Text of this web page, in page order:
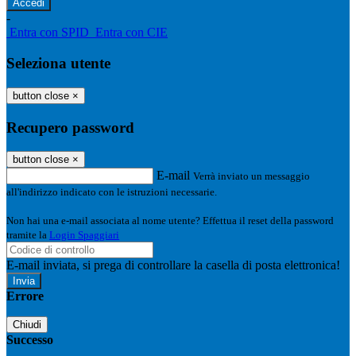
-
Entra con SPID Entra con CIE
Seleziona utente
button close ×
Recupero password
button close ×
E-mail Verrà inviato un messaggio
all'indirizzo indicato con le istruzioni necessarie.
Non hai una e-mail associata al nome utente? Effettua il reset della password
tramite la Login Spaggiari
E-mail inviata, si prega di controllare la casella di posta elettronica!
Errore
Chiudi
Successo